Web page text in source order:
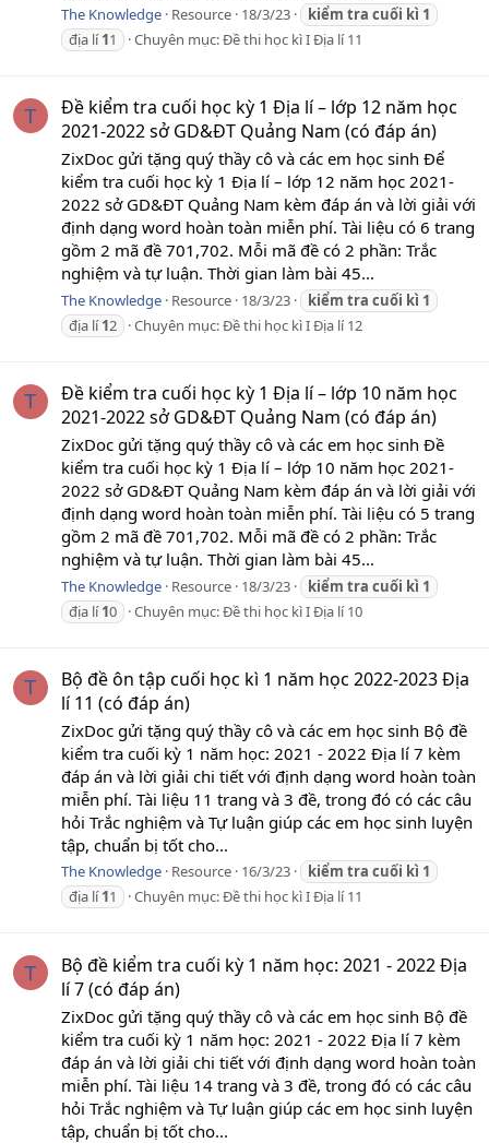
The Knowledge Resource 18/3/23 kiểm tra cuối kì 1
địa lí11 Chuyên mục:Đề thi học kì I Địa lí 11
T
Đề kiểm tra cuối học kỳ 1 Địa lí – lớp 12 năm học
2021-2022 sở GD&ĐT Quảng Nam (có đáp án)
ZixDoc gửi tặng quý thầy cô và các em học sinh Để
kiểm tra cuối học kỳ 1 Địa lí – lớp 12 năm học 2021-
2022 sở GD&ĐT Quảng Nam kèm đáp án và lời giải với
định dạng word hoàn toàn miễn phí. Tài liệu có 6 trang
gồm 2 mã đề 701,702. Mỗi mã đề có 2 phần: Trắc
nghiệm và tự luận. Thời gian làm bài 45...
The Knowledge Resource 18/3/23 kiểm tra cuối kì 1
địa lí12 Chuyên mục:Đề thi học kì I Địa lí 12
T
Đề kiểm tra cuối học kỳ 1 Địa lí – lớp 10 năm học
2021-2022 sở GD&ĐT Quảng Nam (có đáp án)
ZixDoc gửi tặng quý thầy cô và các em học sinh Đề
kiểm tra cuối học kỳ 1 Địa lí – lớp 10 năm học 2021-
2022 sở GD&ĐT Quảng Nam kèm đáp án và lời giải với
định dạng word hoàn toàn miễn phí. Tài liệu có 5 trang
gồm 2 mã đề 701,702. Mỗi mã đề có 2 phần: Trắc
nghiệm và tự luận. Thời gian làm bài 45...
The Knowledge Resource 18/3/23 kiểm tra cuối kì 1
địa lí10 Chuyên mục:Đề thi học kì I Địa lí 10
T
Bộ đề ôn tập cuối học kì 1 năm học 2022-2023 Địa
lí 11 (có đáp án)
ZixDoc gửi tặng quý thầy cô và các em học sinh Bộ đề
kiểm tra cuối kỳ 1 năm học: 2021 - 2022 Địa lí 7 kèm
đáp án và lời giải chi tiết với định dạng word hoàn toàn
miễn phí. Tài liệu 11 trang và 3 đề, trong đó có các câu
hỏi Trắc nghiệm và Tự luận giúp các em học sinh luyện
tập, chuẩn bị tốt cho...
The Knowledge Resource 16/3/23 kiểm tra cuối kì 1
địa lí11 Chuyên mục:Đề thi học kì I Địa lí 11
T
Bộ đề kiểm tra cuối kỳ 1 năm học: 2021 - 2022 Địa
lí 7 (có đáp án)
ZixDoc gửi tặng quý thầy cô và các em học sinh Bộ đề
kiểm tra cuối kỳ 1 năm học: 2021 - 2022 Địa lí 7 kèm
đáp án và lời giải chi tiết với định dạng word hoàn toàn
miễn phí. Tài liệu 14 trang và 3 đề, trong đó có các câu
hỏi Trắc nghiệm và Tự luận giúp các em học sinh luyện
tập, chuẩn bị tốt cho...